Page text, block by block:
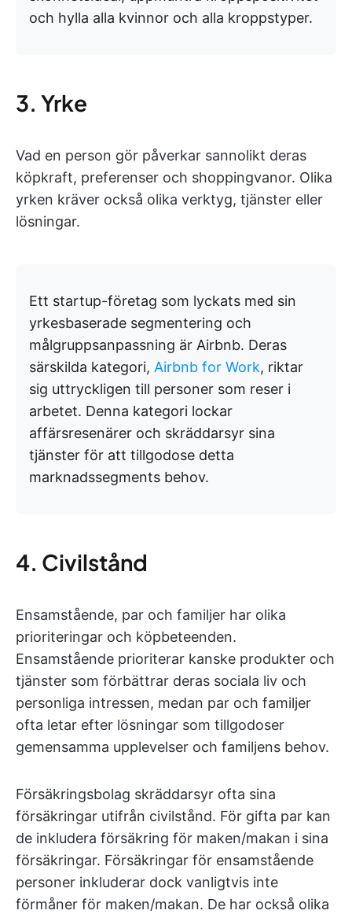
och hylla alla kvinnor och alla kroppstyper.
3. Yrke
Vad en person gör påverkar sannolikt deras
köpkraft, preferenser och shoppingvanor. Olika
yrken kräver också olika verktyg, tjänster eller
lösningar.
Ett startup-företag som lyckats med sin
yrkesbaserade segmentering och
målgruppsanpassning är Airbnb. Deras
särskilda kategori, Airbnb for Work, riktar
sig uttryckligen till personer som reser i
arbetet. Denna kategori lockar
affärsresenärer och skräddarsyr sina
tjänster för att tillgodose detta
marknadssegments behov.
4. Civilstånd
Ensamstående, par och familjer har olika
prioriteringar och köpbeteenden.
Ensamstående prioriterar kanske produkter och
tjänster som förbättrar deras sociala liv och
personliga intressen, medan par och familjer
ofta letar efter lösningar som tillgodoser
gemensamma upplevelser och familjens behov.
Försäkringsbolag skräddarsyr ofta sina
försäkringar utifrån civilstånd. För gifta par kan
de inkludera försäkring för maken/makan i sina
försäkringar. Försäkringar för ensamstående
personer inkluderar dock vanligtvis inte
förmåner för maken/makan. De har också olika